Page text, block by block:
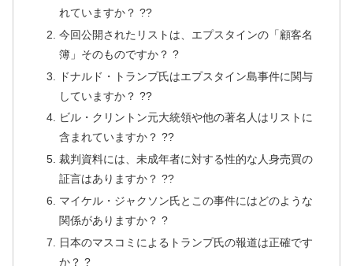
れていますか？ ??
今回公開されたリストは、エプスタインの「顧客名
簿」そのものですか？ ?
ドナルド・トランプ氏はエプスタイン島事件に関与
していますか？ ??
ビル・クリントン元大統領や他の著名人はリストに
含まれていますか？ ??
裁判資料には、未成年者に対する性的な人身売買の
証言はありますか？ ??
マイケル・ジャクソン氏とこの事件にはどのような
関係がありますか？ ?
日本のマスコミによるトランプ氏の報道は正確です
か？ ?